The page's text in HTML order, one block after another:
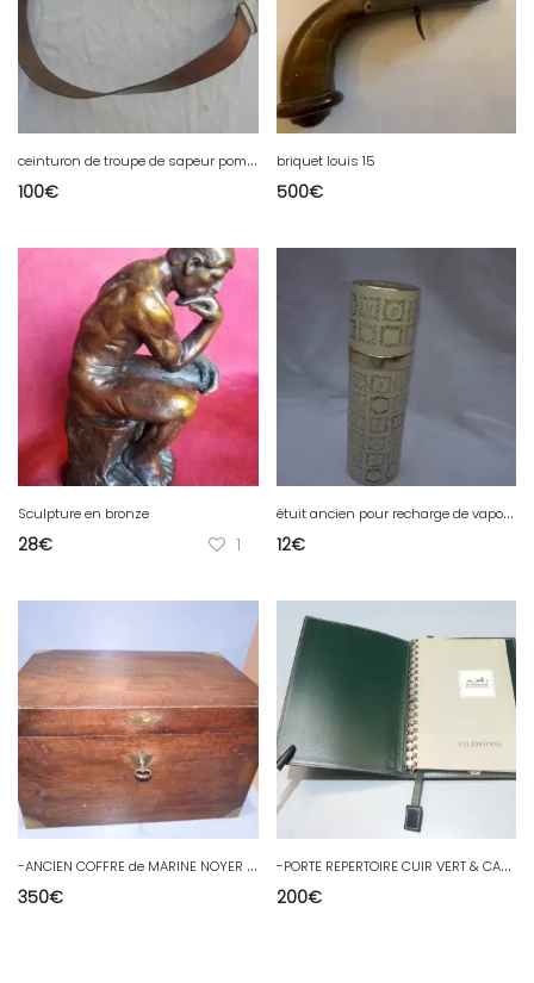
c
einturon de troupe de sapeur pompier francais
100€
briquet louis 15
500€
Sculpture en bronze
28€ 1
é
tuit ancien pour recharge de vaporisateur de la maison de parfumerie Rigaud
12€
-
ANCIEN COFFRE de MARINE NOYER MASSIF Clé TREFLE 2 CASIERS Intérieurs déco D
350€
-
PORTE REPERTOIRE CUIR VERT & CARNET TELEPHONE HERMES PARIS déco BUREAU D
200€